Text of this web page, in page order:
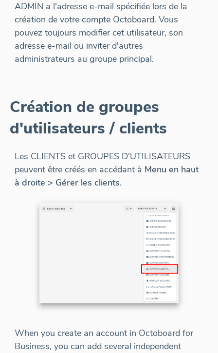
ADMIN a l'adresse e-mail spécifiée lors de la
création de votre compte Octoboard. Vous
pouvez toujours modifier cet utilisateur, son
adresse e-mail ou inviter d'autres
administrateurs au groupe principal.
Création de groupes
d'utilisateurs / clients
Les CLIENTS et GROUPES D'UTILISATEURS
peuvent être créés en accédant à Menu en haut
à droite > Gérer les clients.
When you create an account in Octoboard for
Business, you can add several independent